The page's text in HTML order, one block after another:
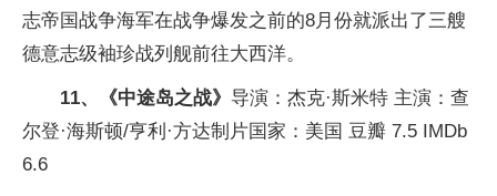
志帝国战争海军在战争爆发之前的8月份就派出了三艘
德意志级袖珍战列舰前往大西洋。
11、《中途岛之战》 导演：杰克·斯米特 主演：查
尔登·海斯顿/亨利·方达制片国家：美国 豆瓣 7.5 IMDb
6.6